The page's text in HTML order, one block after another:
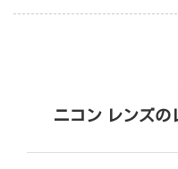
ニコン レンズの